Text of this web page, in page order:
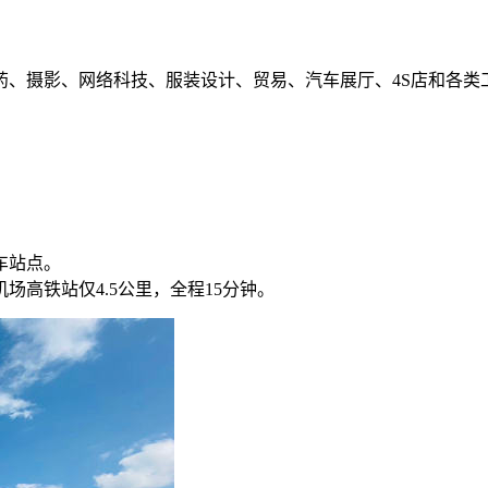
摄影、网络科技、服装设计、贸易、汽车展厅、4S店和各类
点。
高铁站仅4.5公里，全程15分钟。